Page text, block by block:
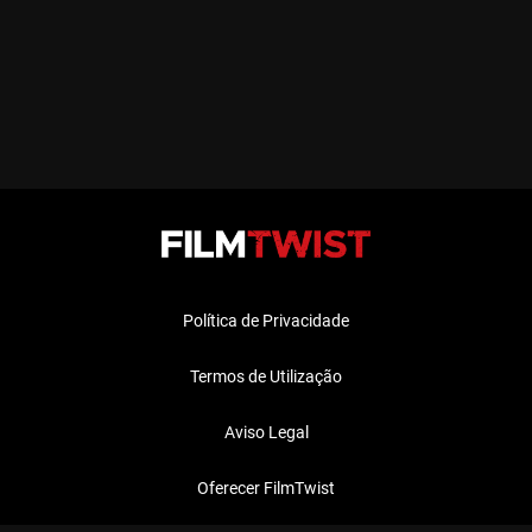
Política de Privacidade
Termos de Utilização
Aviso Legal
Oferecer FilmTwist